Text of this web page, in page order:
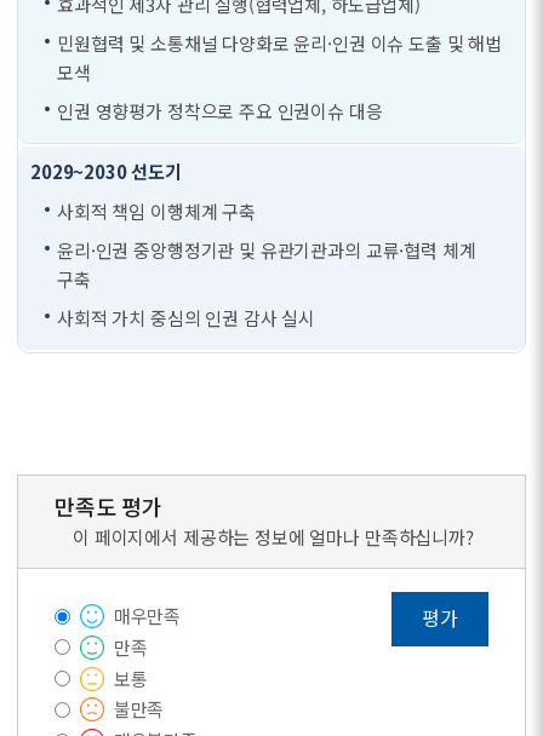
민원협력 및 소통채널 다양화로 윤리·인권 이슈 도출 및 해법
모색
인권 영향평가 정착으로 주요 인권이슈 대응
사회적 책임 이행체계 구축
윤리·인권 중앙행정기관 및 유관기관과의 교류·협력 체계
구축
사회적 가치 중심의 인권 감사 실시
만족도 평가
이 페이지에서 제공하는 정보에 얼마나 만족하십니까?
매우만족
만족
보통
불만족
평가